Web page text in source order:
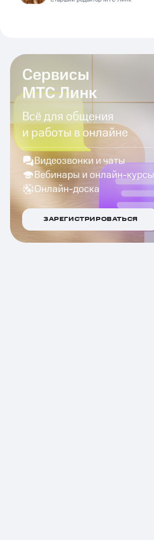
Сервисы
МТС Линк
Всё для общения
и работы в онлайне
Видеозвонки и чаты
Вебинары и онлайн-курсы
Онлайн-доска
ЗАРЕГИСТРИРОВАТЬСЯ